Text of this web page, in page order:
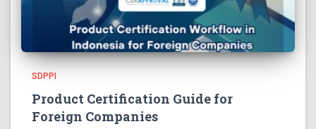
SDPPI
Product Certification Guide for
Foreign Companies